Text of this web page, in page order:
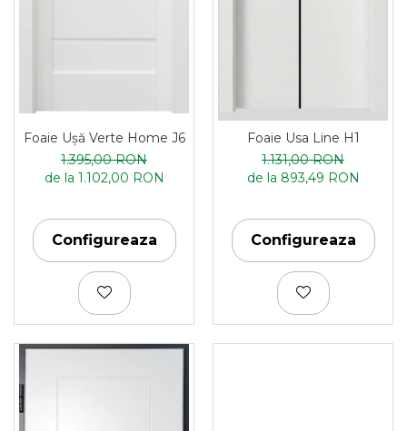
Foaie Ușă Verte Home J6
1.395,00 RON
de la 1.102,00 RON
Configureaza
Foaie Usa Line H1
1.131,00 RON
de la 893,49 RON
Configureaza